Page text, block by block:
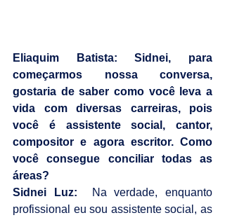
Eliaquim Batista: Sidnei, para
começarmos nossa conversa,
gostaria de saber como você leva a
vida com diversas carreiras, pois
você é assistente social, cantor,
compositor e agora escritor. Como
você consegue conciliar todas as
áreas?
Sidnei Luz:
  Na verdade, enquanto
profissional eu sou assistente social, as